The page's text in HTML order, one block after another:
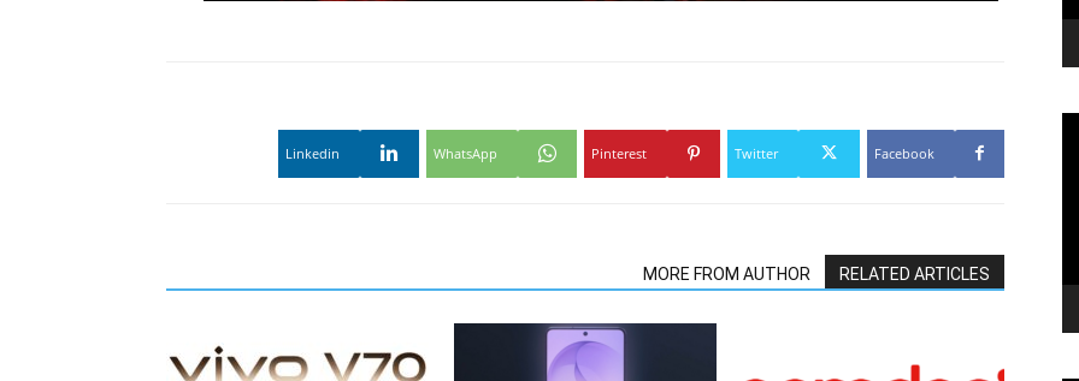
Facebook
Twitter
Pinterest
WhatsApp
Linkedin
RELATED ARTICLES
MORE FROM AUTHOR